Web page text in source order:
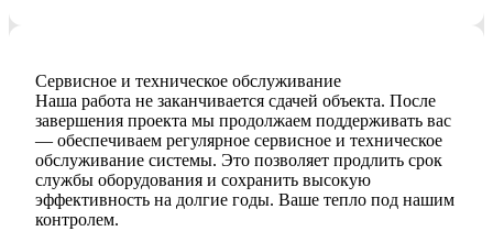
Сервисное и техническое обслуживание
Наша работа не заканчивается сдачей объекта. После
завершения проекта мы продолжаем поддерживать вас
— обеспечиваем регулярное сервисное и техническое
обслуживание системы. Это позволяет продлить срок
службы оборудования и сохранить высокую
эффективность на долгие годы. Ваше тепло под нашим
контролем.